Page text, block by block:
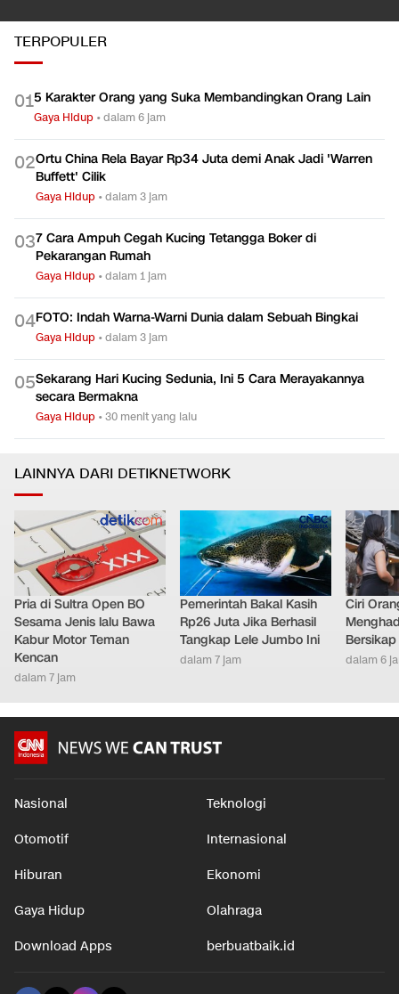
TERPOPULER
015 Karakter Orang yang Suka Membandingkan Orang Lain
Gaya Hidup •dalam 6 jam
02Ortu China Rela Bayar Rp34 Juta demi Anak Jadi 'Warren
Buffett' Cilik
Gaya Hidup •dalam 3 jam
037 Cara Ampuh Cegah Kucing Tetangga Boker di
Pekarangan Rumah
Gaya Hidup •dalam 1 jam
04FOTO: Indah Warna-Warni Dunia dalam Sebuah Bingkai
Gaya Hidup •dalam 3 jam
05Sekarang Hari Kucing Sedunia, Ini 5 Cara Merayakannya
secara Bermakna
Gaya Hidup •30 menit yang lalu
LAINNYA DARI DETIKNETWORK
Pria di Sultra Open BO
Sesama Jenis lalu Bawa
Kabur Motor Teman
Kencan
dalam 7 jam
Pemerintah Bakal Kasih
Rp26 Juta Jika Berhasil
Tangkap Lele Jumbo Ini
dalam 7 jam
Ciri
dalam 6
Nasional Teknologi
Otomotif Internasional
Hiburan Ekonomi
Gaya Hidup Olahraga
Download Apps berbuatbaik.id